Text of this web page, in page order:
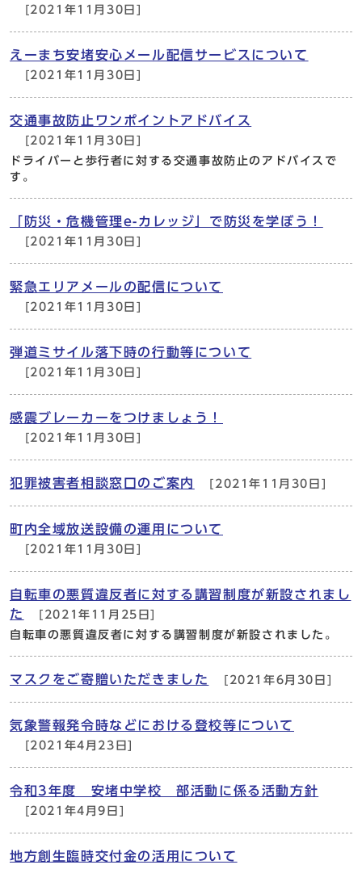
[2021年11月30日]
えーまち安堵安心メール配信サービスについて
[2021年11月30日]
交通事故防止ワンポイントアドバイス
[2021年11月30日]
ドライバーと歩行者に対する交通事故防止のアドバイスで
す。
「防災・危機管理e-カレッジ」で防災を学ぼう！
[2021年11月30日]
緊急エリアメールの配信について
[2021年11月30日]
弾道ミサイル落下時の行動等について
[2021年11月30日]
感震ブレーカーをつけましょう！
[2021年11月30日]
犯罪被害者相談窓口のご案内 [2021年11月30日]
町内全域放送設備の運用について
[2021年11月30日]
自転車の悪質違反者に対する講習制度が新設されまし
た
[2021年11月25日]
自転車の悪質違反者に対する講習制度が新設されました。
マスクをご寄贈いただきました [2021年6月30日]
気象警報発令時などにおける登校等について
[2021年4月23日]
令和3年度 安堵中学校 部活動に係る活動方針
[2021年4月9日]
地方創生臨時交付金の活用について